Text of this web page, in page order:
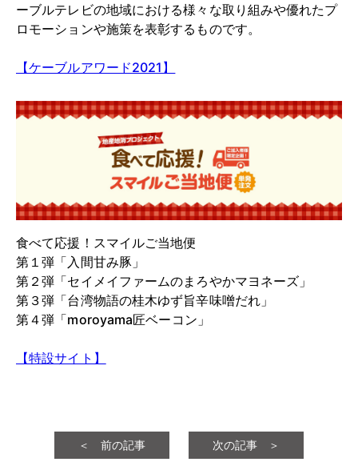
ーブルテレビの地域における様々な取り組みや優れたプ
ロモーションや施策を表彰するものです。
【ケーブルアワード2021】
食べて応援！スマイルご当地便
第１弾「入間甘み豚」
第２弾「セイメイファームのまろやかマヨネーズ」
第３弾「台湾物語の桂木ゆず旨辛味噌だれ」
第４弾「moroyama匠ベーコン」
【特設サイト】
＜ 前の記事 次の記事 ＞